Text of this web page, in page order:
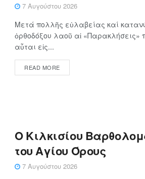
7 Αυγούστου 2026
Μετά πολλῆς εὐλαβείας καί
ὀρθοδόξου λαοῦ αἱ
αὗται εἰς...
READ MORE
Ο Κιλκισίου
του Αγίου Όρους
7 Αυγούστου 2026